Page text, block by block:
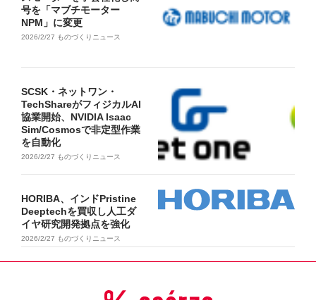
号を「マブチモーター
NPM」に変更
2026/2/27 ものづくりニュース
SCSK・ネットワン・
TechShareがフィジカルAI
協業開始、NVIDIA Isaac
Sim/Cosmosで非定型作業
を自動化
2026/2/27 ものづくりニュース
HORIBA、インドPristine
Deeptechを買収し人工ダ
イヤ研究開発拠点を強化
2026/2/27 ものづくりニュース